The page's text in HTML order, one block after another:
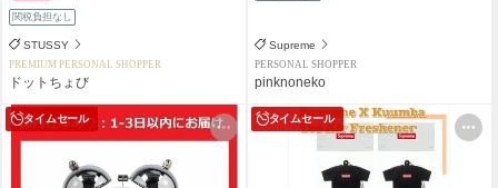
関税負担なし
STUSSY
PREMIUM PERSONAL SHOPPER
ドットちょび
Supreme
PERSONAL SHOPPER
pinknoneko
タイムセール タイムセール